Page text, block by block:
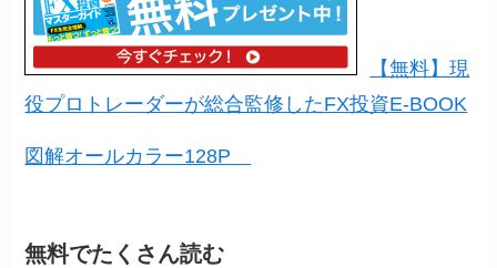
【無料】現
役プロトレーダーが総合監修したFX投資E-BOOK
図解オールカラー128P
無料でたくさん読む